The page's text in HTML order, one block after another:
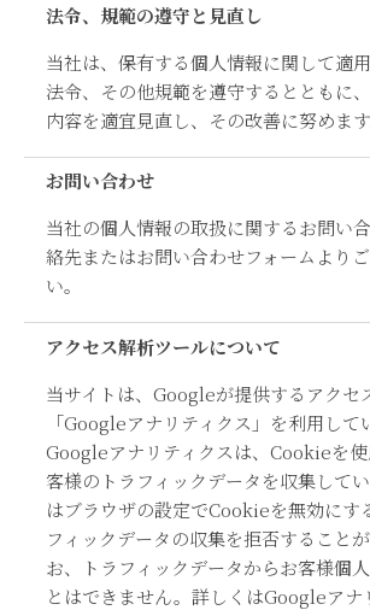
法令、規範の遵守と見直し
当社は、保有する個人情報に関して適
法令、その他規範を遵守するとともに
内容を適宜見直し、その改善に努めます
お問い合わせ
当社の個人情報の取扱に関するお問い
絡先またはお問い合わせフォームより
い。
アクセス解析ツールについて
当サイトは、Googleが提供するアクセ
「Googleアナリティクス」を利用して
Googleアナリティクスは、Cookieを
客様のトラフィックデータを収集して
はブラウザの設定でCookieを無効にす
フィックデータの収集を拒否すること
お、トラフィックデータからお客様個
とはできません。詳しくはGoogleアナ